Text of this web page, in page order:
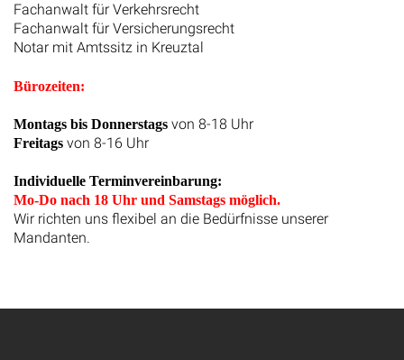
Fachanwalt für Verkehrsrecht
Fachanwalt für Versicherungsrecht
Notar mit Amtssitz in Kreuztal
Bürozeiten:
Montags bis Donnerstags von 8-18 Uhr
Freitags von 8-16 Uhr
Individuelle Terminvereinbarung:
Mo-Do nach 18 Uhr und Samstags möglich.
Wir richten uns flexibel an die Bedürfnisse unserer
Mandanten.